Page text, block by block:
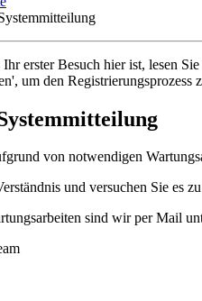
erster Besuch hier ist, lesen
um den Registrierungsprozess
von notwendigen
und versuchen Sie es
sind wir per Mail